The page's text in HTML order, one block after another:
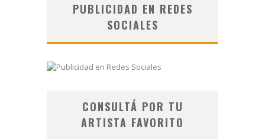
PUBLICIDAD EN REDES
SOCIALES
CONSULTÁ POR TU
ARTISTA FAVORITO